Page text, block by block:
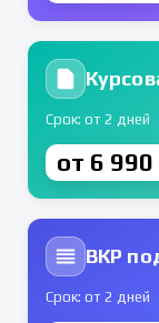
Срок: от 2 дней
от 6 990
ВКР
Срок: от 2 дней